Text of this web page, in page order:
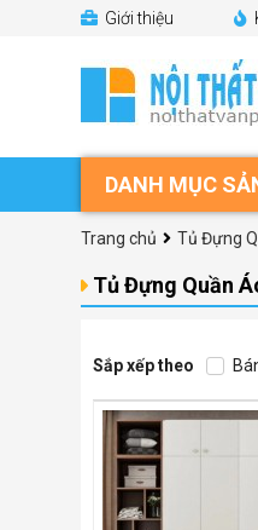
Giới thiệu
DANH MỤC
Trang chủ Tủ Đựng
Tủ Đựng Quần
Sắp xếp theo